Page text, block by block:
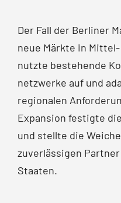
Der Fall der Berliner
neue Märkte in
nutzte bestehende
netzwerke auf und
regionalen
Expansion festigte
und stellte die
zuverlässigen
Staaten.